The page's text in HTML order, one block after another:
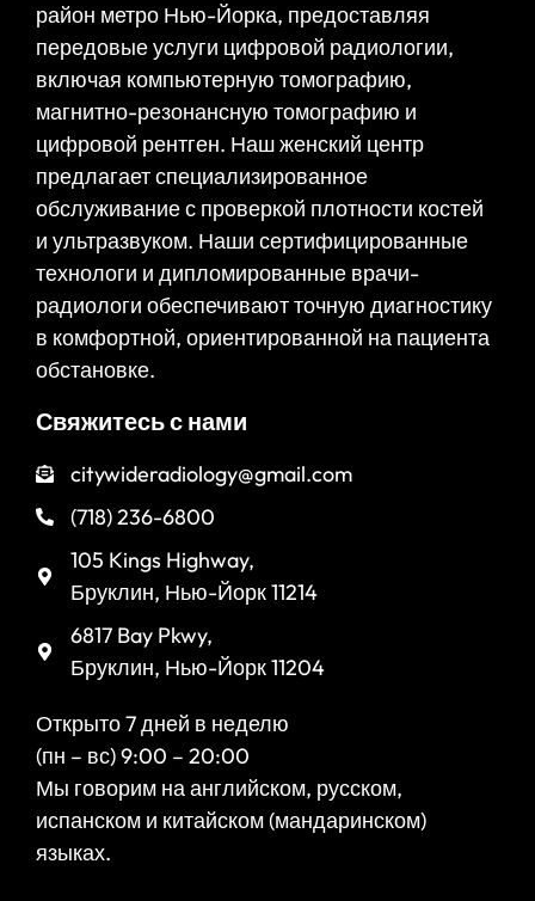
район метро Нью-Йорка, предоставляя
передовые услуги цифровой радиологии,
включая компьютерную томографию,
магнитно-резонансную томографию и
цифровой рентген. Наш женский центр
предлагает специализированное
обслуживание с проверкой плотности костей
и ультразвуком. Наши сертифицированные
технологи и дипломированные врачи-
радиологи обеспечивают точную диагностику
в комфортной, ориентированной на пациента
обстановке.
Свяжитесь с нами
citywideradiology@gmail.com
(718) 236-6800
105 Kings Highway,
Бруклин, Нью-Йорк 11214
6817 Bay Pkwy,
Бруклин, Нью-Йорк 11204
Открыто 7 дней в неделю
(пн – вс) 9:00 – 20:00
Мы говорим на английском, русском,
испанском и китайском (мандаринском)
языках.